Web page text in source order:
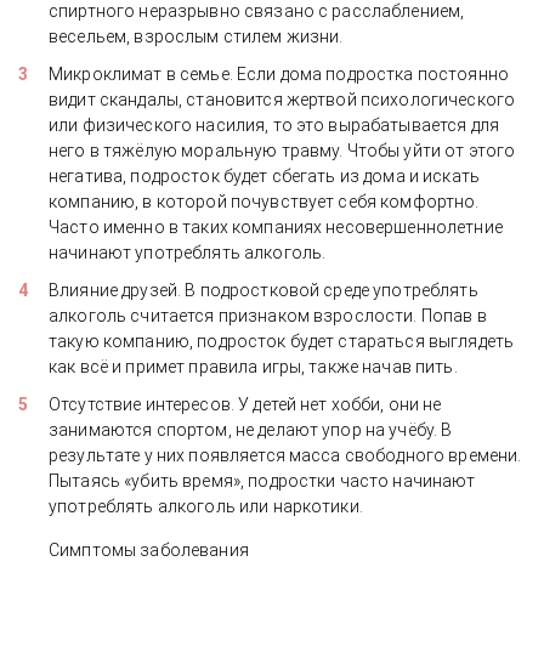
спиртного неразрывно связано с расслаблением,
весельем, взрослым стилем жизни.
Микроклимат в семье. Если дома подростка постоянно
видит скандалы, становится жертвой психологического
или физического насилия, то это вырабатывается для
него в тяжёлую моральную травму. Чтобы уйти от этого
негатива, подросток будет сбегать из дома и искать
компанию, в которой почувствует себя комфортно.
Часто именно в таких компаниях несовершеннолетние
начинают употреблять алкоголь.
Влияние друзей. В подростковой среде употреблять
алкоголь считается признаком взрослости. Попав в
такую компанию, подросток будет стараться выглядеть
как всё и примет правила игры, также начав пить.
Отсутствие интересов. У детей нет хобби, они не
занимаются спортом, не делают упор на учёбу. В
результате у них появляется масса свободного времени.
Пытаясь «убить время», подростки часто начинают
употреблять алкоголь или наркотики.
Симптомы заболевания